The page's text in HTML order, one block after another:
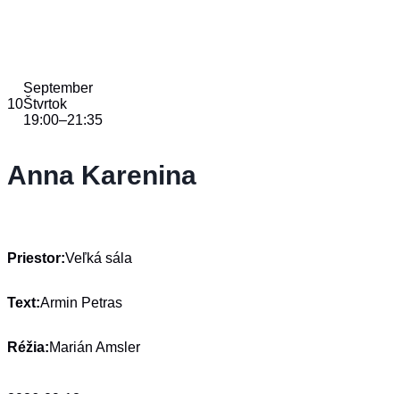
10
September
Štvrtok
19:00–21:35
Anna Karenina
Priestor:Veľká sála
Text:Armin Petras
Réžia:Marián Amsler